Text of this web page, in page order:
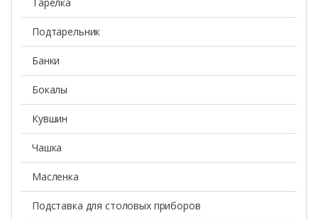
Подтарельник
Банки
Бокалы
Кувшин
Чашка
Масленка
Подставка для столовых приборов